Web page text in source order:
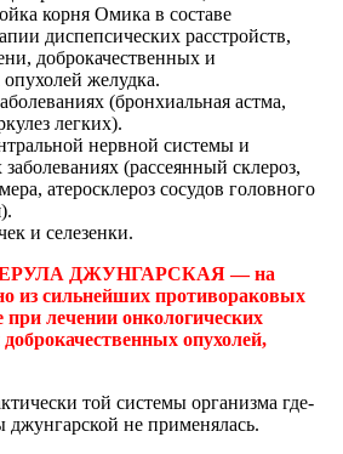
корня Омика в составе
диспепсических расстройств,
доброкачественных и
желудка.
(бронхиальная астма,
легких).
нервной системы и
(рассеянный склероз,
атеросклероз сосудов головного
и селезенки.
ФЕРУЛА ДЖУНГАРСКАЯ — на
из сильнейших противораковых
при лечении онкологических
опухолей,
той системы организма где-
не применялась.